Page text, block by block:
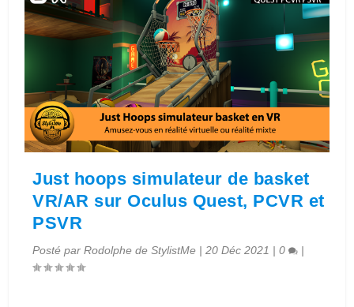
Just hoops simulateur de basket
VR/AR sur Oculus Quest, PCVR et
PSVR
Posté parRodolphe de StylistMe |20 Déc 2021 |0 |